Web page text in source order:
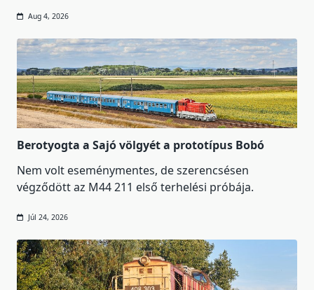
Aug 4, 2026
Berotyogta a Sajó völgyét a prototípus Bobó
Nem volt eseménymentes, de szerencsésen
végződött az M44 211 első terhelési próbája.
Júl 24, 2026